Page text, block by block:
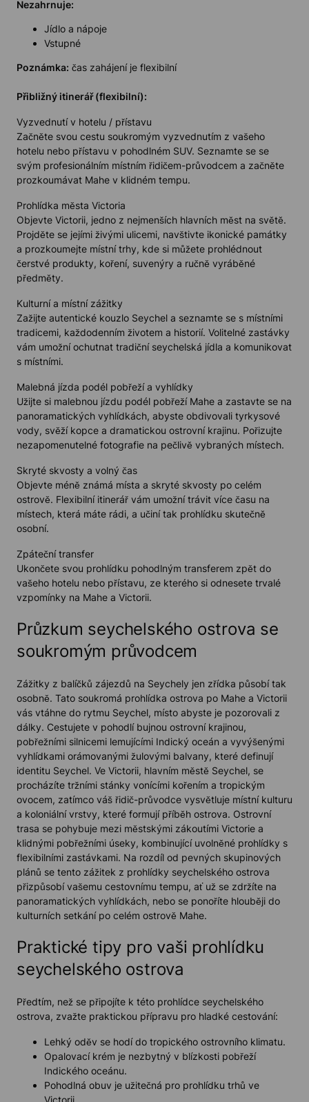
Nezahrnuje:
Jídlo a nápoje
Vstupné
Poznámka: čas zahájení je flexibilní
Přibližný itinerář (flexibilní):
Vyzvednutí v hotelu / přístavu
Začněte svou cestu soukromým vyzvednutím z vašeho
hotelu nebo přístavu v pohodlném SUV. Seznamte se se
svým profesionálním místním řidičem-průvodcem a začněte
prozkoumávat Mahe v klidném tempu.
Prohlídka města Victoria
Objevte Victorii, jedno z nejmenších hlavních měst na světě.
Projděte se jejími živými ulicemi, navštivte ikonické památky
a prozkoumejte místní trhy, kde si můžete prohlédnout
čerstvé produkty, koření, suvenýry a ručně vyráběné
předměty.
Kulturní a místní zážitky
Zažijte autentické kouzlo Seychel a seznamte se s místními
tradicemi, každodenním životem a historií. Volitelné zastávky
vám umožní ochutnat tradiční seychelská jídla a komunikovat
s místními.
Malebná jízda podél pobřeží a vyhlídky
Užijte si malebnou jízdu podél pobřeží Mahe a zastavte se na
panoramatických vyhlídkách, abyste obdivovali tyrkysové
vody, svěží kopce a dramatickou ostrovní krajinu. Pořizujte
nezapomenutelné fotografie na pečlivě vybraných místech.
Skryté skvosty a volný čas
Objevte méně známá místa a skryté skvosty po celém
ostrově. Flexibilní itinerář vám umožní trávit více času na
místech, která máte rádi, a učiní tak prohlídku skutečně
osobní.
Zpáteční transfer
Ukončete svou prohlídku pohodlným transferem zpět do
vašeho hotelu nebo přístavu, ze kterého si odnesete trvalé
vzpomínky na Mahe a Victorii.
Průzkum seychelského ostrova se
soukromým průvodcem
Zážitky z balíčků zájezdů na Seychely jen zřídka působí tak
osobně. Tato soukromá prohlídka ostrova po Mahe a Victorii
vás vtáhne do rytmu Seychel, místo abyste je pozorovali z
dálky. Cestujete v pohodlí bujnou ostrovní krajinou,
pobřežními silnicemi lemujícími Indický oceán a vyvýšenými
vyhlídkami orámovanými žulovými balvany, které definují
identitu Seychel. Ve Victorii, hlavním městě Seychel, se
procházíte tržními stánky vonícími kořením a tropickým
ovocem, zatímco váš řidič-průvodce vysvětluje místní kulturu
a koloniální vrstvy, které formují příběh ostrova. Ostrovní
trasa se pohybuje mezi městskými zákoutími Victorie a
klidnými pobřežními úseky, kombinující uvolněné prohlídky s
flexibilními zastávkami. Na rozdíl od pevných skupinových
plánů se tento zážitek z prohlídky seychelského ostrova
přizpůsobí vašemu cestovnímu tempu, ať už se zdržíte na
panoramatických vyhlídkách, nebo se ponoříte hlouběji do
kulturních setkání po celém ostrově Mahe.
Praktické tipy pro vaši prohlídku
seychelského ostrova
Předtím, než se připojíte k této prohlídce seychelského
ostrova, zvažte praktickou přípravu pro hladké cestování:
Lehký oděv se hodí do tropického ostrovního klimatu.
Opalovací krém je nezbytný v blízkosti pobřeží
Indického oceánu.
Pohodlná obuv je užitečná pro prohlídku trhů ve
Victorii.